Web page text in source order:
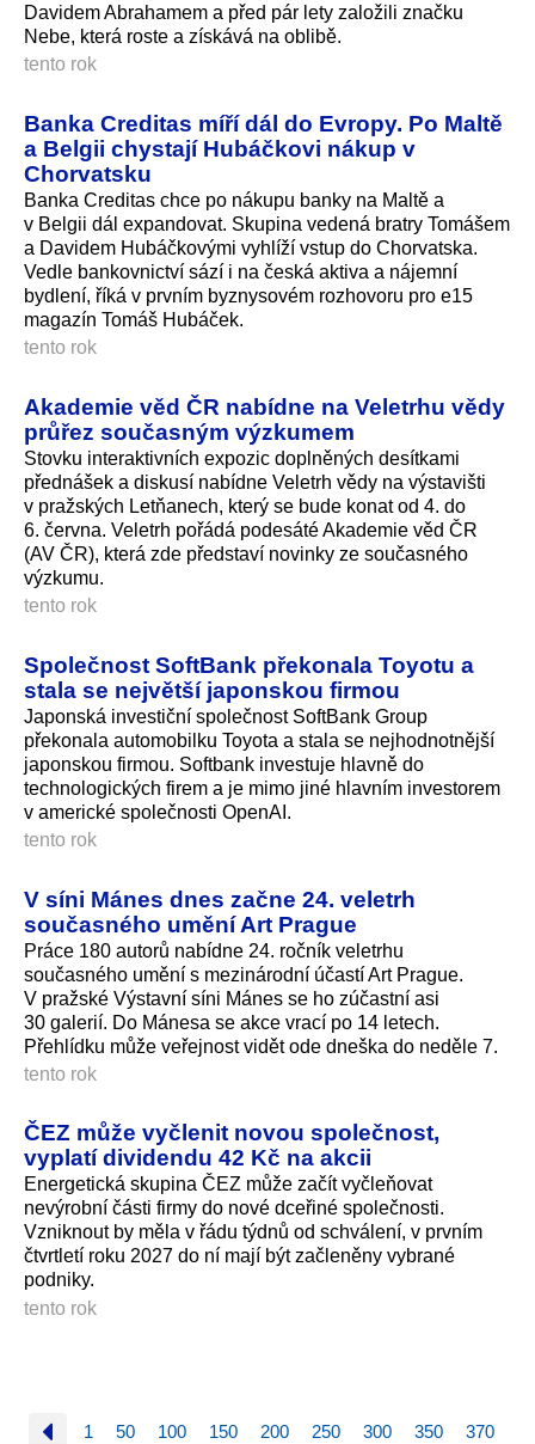
Davidem Abrahamem a před pár lety založili značku
Nebe, která roste a získává na oblibě.
tento rok
Banka Creditas míří dál do Evropy. Po Maltě
a Belgii chystají Hubáčkovi nákup v
Chorvatsku
Banka Creditas chce po nákupu banky na Maltě a
v Belgii dál expandovat. Skupina vedená bratry Tomášem
a Davidem Hubáčkovými vyhlíží vstup do Chorvatska.
Vedle bankovnictví sází i na česká aktiva a nájemní
bydlení, říká v prvním byznysovém rozhovoru pro e15
magazín Tomáš Hubáček.
tento rok
Akademie věd ČR nabídne na Veletrhu vědy
průřez současným výzkumem
Stovku interaktivních expozic doplněných desítkami
přednášek a diskusí nabídne Veletrh vědy na výstavišti
v pražských Letňanech, který se bude konat od 4. do
6. června. Veletrh pořádá podesáté Akademie věd ČR
(AV ČR), která zde představí novinky ze současného
výzkumu.
tento rok
Společnost SoftBank překonala Toyotu a
stala se největší japonskou firmou
Japonská investiční společnost SoftBank Group
překonala automobilku Toyota a stala se nejhodnotnější
japonskou firmou. Softbank investuje hlavně do
technologických firem a je mimo jiné hlavním investorem
v americké společnosti OpenAI.
tento rok
V síni Mánes dnes začne 24. veletrh
současného umění Art Prague
Práce 180 autorů nabídne 24. ročník veletrhu
současného umění s mezinárodní účastí Art Prague.
V pražské Výstavní síni Mánes se ho zúčastní asi
30 galerií. Do Mánesa se akce vrací po 14 letech.
Přehlídku může veřejnost vidět ode dneška do neděle 7.
tento rok
ČEZ může vyčlenit novou společnost,
vyplatí dividendu 42 Kč na akcii
Energetická skupina ČEZ může začít vyčleňovat
nevýrobní části firmy do nové dceřiné společnosti.
Vzniknout by měla v řádu týdnů od schválení, v prvním
čtvrtletí roku 2027 do ní mají být začleněny vybrané
podniky.
tento rok
1 50 100 150 200 250 300 350 370